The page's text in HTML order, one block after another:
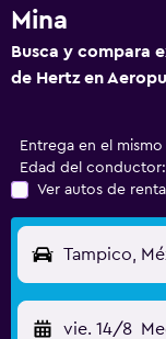
Mina
Busca y compara
de Hertz en
Entrega en el
Edad del conductor:
Ver autos de
Tampico,
vie. 14/8